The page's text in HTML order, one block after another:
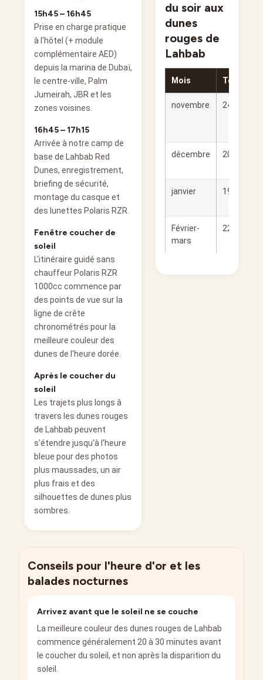
15h45 – 16h45
Prise en charge pratique
à l'hôtel (+ module
complémentaire AED)
depuis la marina de Dubaï,
le centre-ville, Palm
Jumeirah, JBR et les
zones voisines.
16h45 – 17h15
Arrivée à notre camp de
base de Lahbab Red
Dunes, enregistrement,
briefing de sécurité,
montage du casque et
des lunettes Polaris RZR.
Fenêtre coucher de
soleil
L'itinéraire guidé sans
chauffeur Polaris RZR
1000cc commence par
des points de vue sur la
ligne de crête
chronométrés pour la
meilleure couleur des
dunes de l'heure dorée.
Après le coucher du
soleil
Les trajets plus longs à
travers les dunes rouges
de Lahbab peuvent
s'étendre jusqu'à l'heure
bleue pour des photos
plus maussades, un air
plus frais et des
silhouettes de dunes plus
sombres.
du soir aux
dunes
rouges de
Lahbab
Mois
novembre 24-30°C
décembre 20-26°C
janvier 19-25°C
Février-
mars
22-29°C
Conseils pour l'heure d'or et les
balades nocturnes
Arrivez avant que le soleil ne se couche
La meilleure couleur des dunes rouges de Lahbab
commence généralement 20 à 30 minutes avant
le coucher du soleil, et non après la disparition du
soleil.